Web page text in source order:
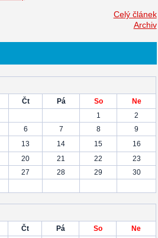
Celý článek
Archiv
Čt Pá So
Ne
1
2
6 7 8
9
13 14 15
16
20 21 22
23
27 28 29
30
Čt Pá So
Ne